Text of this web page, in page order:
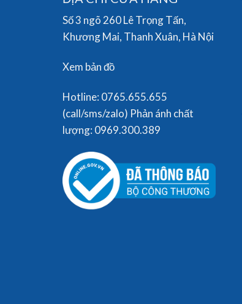
Số 3 ngõ 260 Lê Trọng Tấn,
Khương Mai, Thanh Xuân, Hà Nội
Xem bản đồ
Hotline: 0765.655.655
(call/sms/zalo) Phản ánh chất
lượng: 0969.300.389